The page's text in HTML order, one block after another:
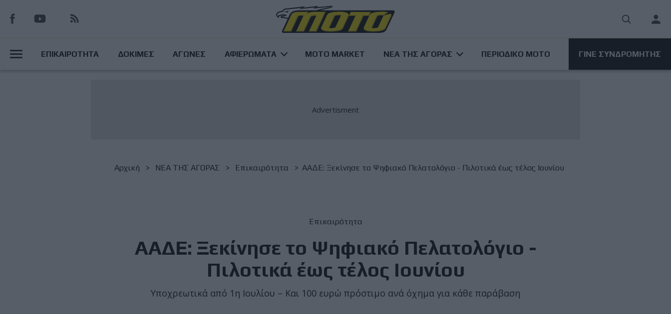
προς
κυρίως
User
MainΕΠΙΚΑΙΡΟΤΗΤΑ ΔΟΚΙΜΕΣ ΑΓΩΝΕΣ ΑΦΙΕΡΩΜΑΤΑ MOTO MARKET ΝΕΑ ΤΗΣ ΑΓΟΡΑΣ ΠΕΡΙΟΔΙΚΟ ΜΟΤΟ ΓΙΝΕ ΣΥΝΔΡΟΜΗΤΗΣ
BreadcrumbΑρχική NΕΑ ΤΗΣ ΑΓΟΡΑΣ Επικαιρότητα ​ΑΑΔΕ: Ξεκίνησε το Ψηφιακό Πελατολόγιο - Πιλοτικά έως τέλος Ιουνίου
Επικαιρότητα
​ΑΑΔΕ: Ξεκίνησε το Ψηφιακό Πελατολόγιο -
Πιλοτικά έως τέλος Ιουνίου
Υποχρεωτικά από 1η Ιουλίου – Και 100 ευρώ πρόστιμο ανά όχημα για κάθε παράβαση